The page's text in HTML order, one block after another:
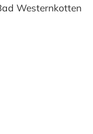
Westernkotten